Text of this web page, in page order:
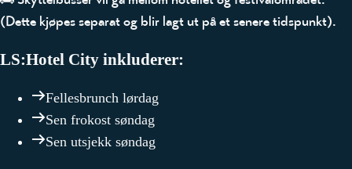
(Dette kjøpes separat og blir lagt ut på et senere tidspunkt).
LS:Hotel City inkluderer:
Fellesbrunch lørdag
Sen frokost søndag
Sen utsjekk søndag